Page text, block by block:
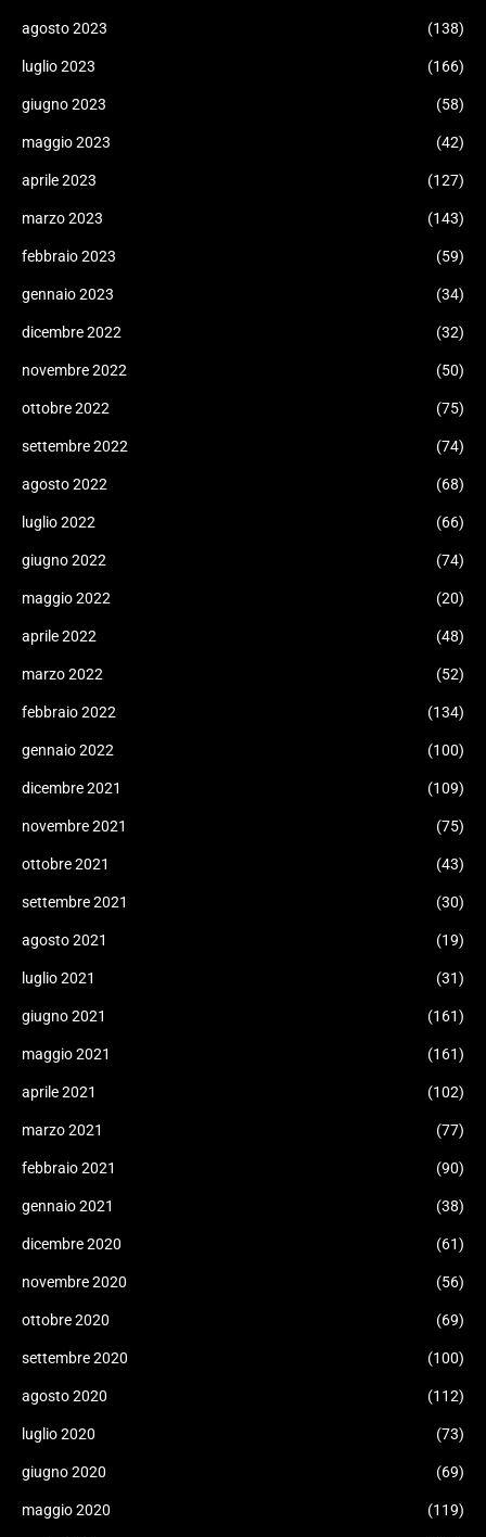
agosto 2023 (138)
luglio 2023 (166)
giugno 2023 (58)
maggio 2023 (42)
aprile 2023 (127)
marzo 2023 (143)
febbraio 2023 (59)
gennaio 2023 (34)
dicembre 2022 (32)
novembre 2022 (50)
ottobre 2022 (75)
settembre 2022 (74)
agosto 2022 (68)
luglio 2022 (66)
giugno 2022 (74)
maggio 2022 (20)
aprile 2022 (48)
marzo 2022 (52)
febbraio 2022 (134)
gennaio 2022 (100)
dicembre 2021 (109)
novembre 2021 (75)
ottobre 2021 (43)
settembre 2021 (30)
agosto 2021 (19)
luglio 2021 (31)
giugno 2021 (161)
maggio 2021 (161)
aprile 2021 (102)
marzo 2021 (77)
febbraio 2021 (90)
gennaio 2021 (38)
dicembre 2020 (61)
novembre 2020 (56)
ottobre 2020 (69)
settembre 2020 (100)
agosto 2020 (112)
luglio 2020 (73)
giugno 2020 (69)
maggio 2020 (119)